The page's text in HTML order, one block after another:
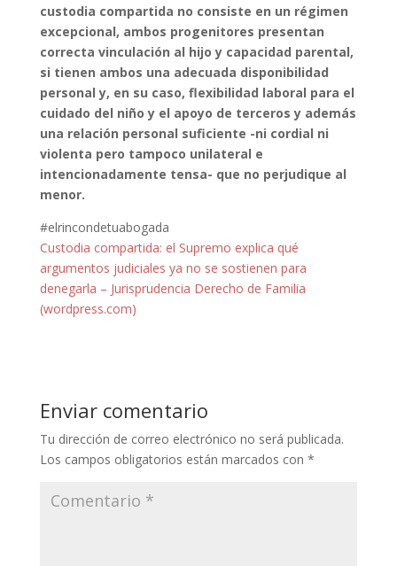
custodia compartida no consiste en un régimen
excepcional, ambos progenitores presentan
correcta vinculación al hijo y capacidad parental,
si tienen ambos una adecuada disponibilidad
personal y, en su caso, flexibilidad laboral para el
cuidado del niño y el apoyo de terceros y además
una relación personal suficiente -ni cordial ni
violenta pero tampoco unilateral e
intencionadamente tensa- que no perjudique al
menor.
#elrincondetuabogada
Custodia compartida: el Supremo explica qué
argumentos judiciales ya no se sostienen para
denegarla – Jurisprudencia Derecho de Familia
(wordpress.com)
Enviar comentario
Tu dirección de correo electrónico no será publicada.
Los campos obligatorios están marcados con *